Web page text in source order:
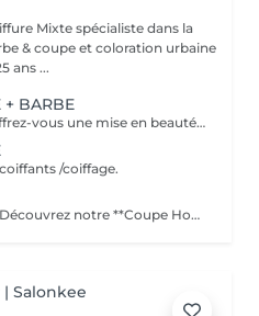
Mixte spécialiste dans la
& coupe et coloration urbaine
25 ans ...
+ BARBE
**Coupe Homme & Barbe** Offrez-vous une mise en beauté complète avec notre service **Coupe Homme & Barbe**, conçu pour les hommes qui souhaitent un style parfaitement maîtrisé de la tête à la barbe. La prestation débute par une **consultation personnalisée** afin de définir la coupe et la forme de barbe qui mettront le mieux en valeur votre visage. Nos experts réalisent ensuite une **coupe de cheveux précise et structurée**, suivie d'un **travail minutieux de la barbe** : taille, définition des contours et mise en forme pour un rendu propre et harmonieux. Le service se termine par un **coiffage professionnel et une finition barbe soignée** pour un résultat net, élégant et durable. L'alliance parfaite entre coupe et barbe pour un look soigné, moderne et parfaitement équilibré.
/coiffage.
**Coupe Homme Signature** Découvrez notre **Coupe Homme Signature**, un service premium pensé pour les hommes qui recherchent plus qu'une simple coupe : une véritable expérience de style. Chaque rendez-vous débute par une **consultation personnalisée** afin d'analyser la forme de votre visage, la nature de vos cheveux et votre style de vie. Nos experts réalisent ensuite une coupe précise et parfaitement structurée, travaillée dans les moindres détails pour un résultat élégant, moderne et durable. La prestation se termine par un **coiffage professionnel avec des produits haut de gamme**, pour sublimer votre coupe et vous offrir une finition impeccable. Un moment de soin et de précision dédié aux hommes exigeants qui souhaitent afficher un style soigné et distingué.